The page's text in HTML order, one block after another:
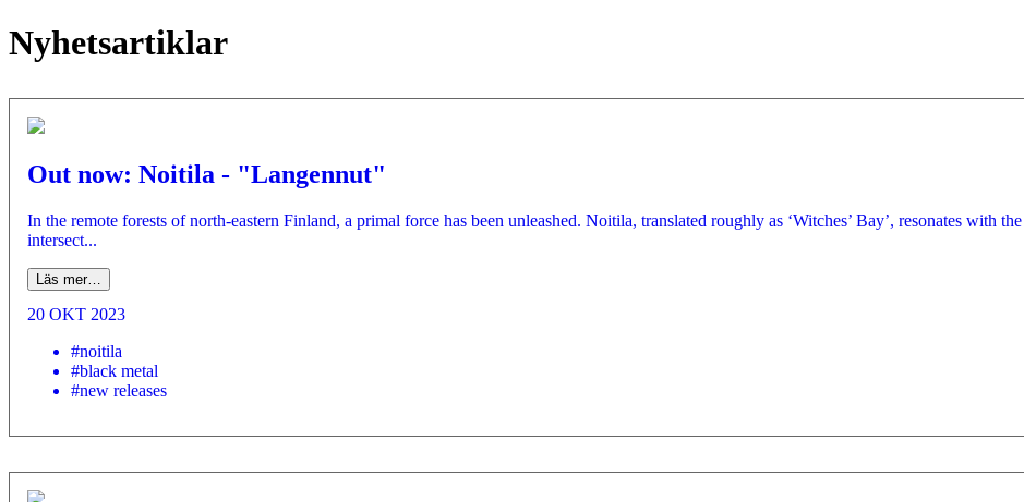
Nyhetsartiklar
Out now: Noitila - "Langennut"
In the remote forests of north-eastern Finland, a primal force has been unleashed. Noitila, translated roughly as ‘Witches’ Bay’, resonates with
intersect...
Läs mer…
20 OKT 2023
#noitila
#black metal
#new releases